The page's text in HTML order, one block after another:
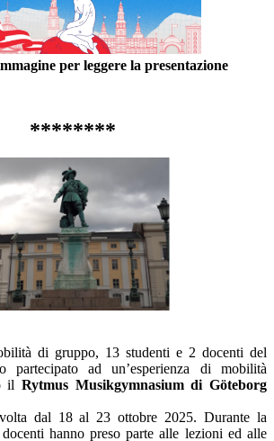
per leggere la presentazione
********
di gruppo, 13 studenti e 2 docenti del
partecipato ad un’esperienza di mobilità
il Rytmus Musikgymnasium di Göteborg
dal 18 al 23 ottobre 2025. Durante la
hanno preso parte alle lezioni ed alle